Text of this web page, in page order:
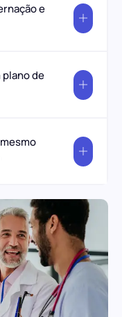
e
plano de